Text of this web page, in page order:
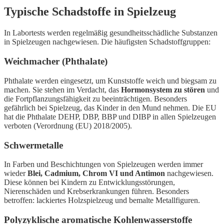
Typische Schadstoffe in Spielzeug
In Labortests werden regelmäßig gesundheitsschädliche Substanzen
in Spielzeugen nachgewiesen. Die häufigsten Schadstoffgruppen:
Weichmacher (Phthalate)
Phthalate werden eingesetzt, um Kunststoffe weich und biegsam zu
machen. Sie stehen im Verdacht, das Hormonsystem zu stören und
die Fortpflanzungsfähigkeit zu beeinträchtigen. Besonders
gefährlich bei Spielzeug, das Kinder in den Mund nehmen. Die EU
hat die Phthalate DEHP, DBP, BBP und DIBP in allen Spielzeugen
verboten (Verordnung (EU) 2018/2005).
Schwermetalle
In Farben und Beschichtungen von Spielzeugen werden immer
wiederBlei, Cadmium, Chrom VI und Antimon nachgewiesen.
Diese können bei Kindern zu Entwicklungsstörungen,
Nierenschäden und Krebserkrankungen führen. Besonders
betroffen: lackiertes Holzspielzeug und bemalte Metallfiguren.
Polyzyklische aromatische Kohlenwasserstoffe